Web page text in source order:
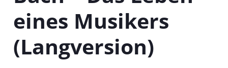
a
b
eines Musikers
(Langversion)